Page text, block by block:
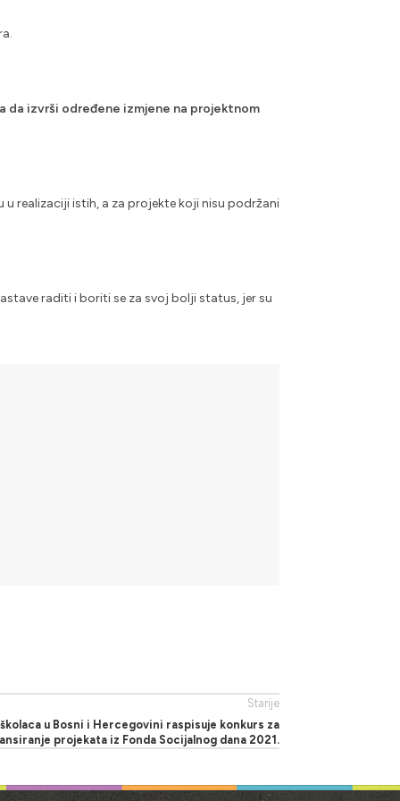
izvrši određene izmjene na projektnom
realizaciji istih, a za projekte koji nisu podržani
raditi i boriti se za svoj bolji status, jer su
Starije
u Bosni i Hercegovini raspisuje konkurs za
projekata iz Fonda Socijalnog dana 2021.